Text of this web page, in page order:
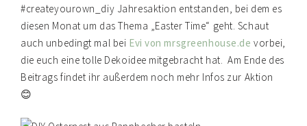
#createyourown_diy Jahresaktion entstanden, bei dem es
diesen Monat um das Thema „Easter Time“ geht. Schaut
auch unbedingt mal bei Evi von mrsgreenhouse.de vorbei,
die euch eine tolle Dekoidee mitgebracht hat. Am Ende des
Beitrags findet ihr außerdem noch mehr Infos zur Aktion
😊